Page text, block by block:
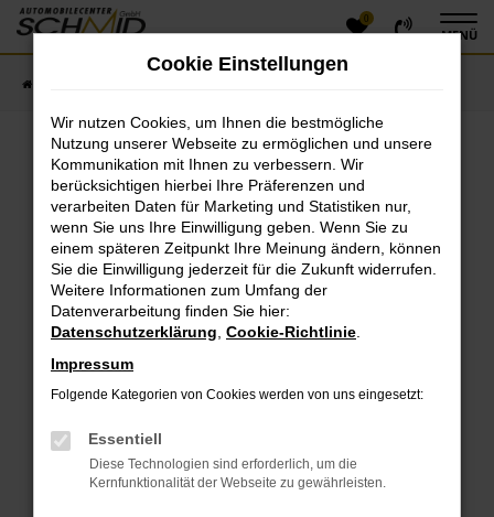
Zum
Hauptinhalt
0
MENÜ
Fehler: Network Error
Beim Laden ist ein Fehler aufgetreten.
Hier sind ein paar Tipps, die dir helfen können:
Überprüfe deine Firewall und deine
Internetverbindung.
Laden andere Webseiten, zum Beispiel deine
Suchmaschine?
Prüfe deine Browsererweiterungen.
das Laden bestimmter Seiten verhindern.
Funktioniert die Seite in einem anderen Browser
oder in einem privaten Fenster?
Cookie Einstellungen
Wir nutzen Cookies, um Ihnen die bestmögliche
Nutzung unserer Webseite zu ermöglichen und unsere
Kommunikation mit Ihnen zu verbessern. Wir
berücksichtigen hierbei Ihre Präferenzen und
verarbeiten Daten für Marketing und Statistiken nur,
wenn Sie uns Ihre Einwilligung geben. Wenn Sie zu
einem späteren Zeitpunkt Ihre Meinung ändern, können
Sie die Einwilligung jederzeit für die Zukunft widerrufen.
Weitere Informationen zum Umfang der
Datenverarbeitung finden Sie hier:
Datenschutzerklärung Cookie-Richtlinie
Impressum
Folgende Kategorien von Cookies werden von uns eingesetzt:
Essentiell
Diese Technologien sind erforderlich, um die
Kernfunktionalität der Webseite zu gewährleisten.